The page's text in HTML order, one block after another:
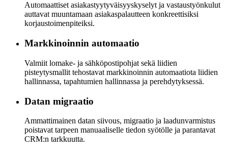
Automaattiset asiakastyytyväisyyskyselyt ja vastaustyönkulut
auttavat muuntamaan asiakaspalautteen konkreettisiksi
korjaustoimenpiteiksi.
Markkinoinnin automaatio
Valmiit lomake- ja sähköpostipohjat sekä liidien
pisteytysmallit tehostavat markkinoinnin automaatiota liidien
hallinnassa, tapahtumien hallinnassa ja perehdytyksessä.
Datan migraatio
Ammattimainen datan siivous, migraatio ja laadunvarmistus
poistavat tarpeen manuaaliselle tiedon syötölle ja parantavat
CRM:n tarkkuutta.